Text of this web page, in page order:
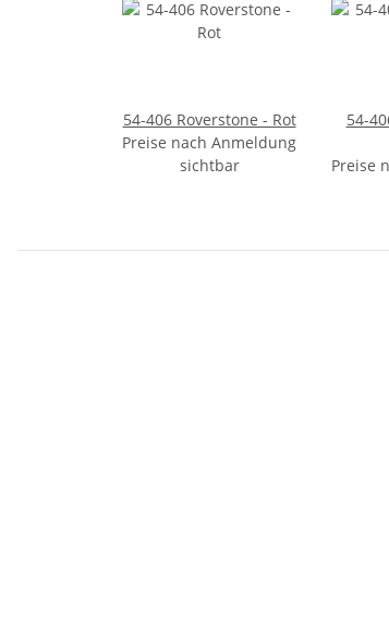
54-406 Roverstone - Rot
Preise nach Anmeldung
sichtbar
54-
Preise